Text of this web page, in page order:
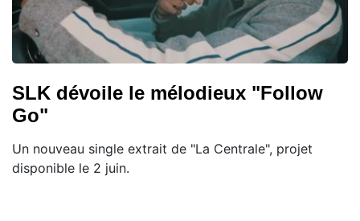
SLK dévoile le mélodieux "Follow
Go"
Un nouveau single extrait de "La Centrale", projet
disponible le 2 juin.